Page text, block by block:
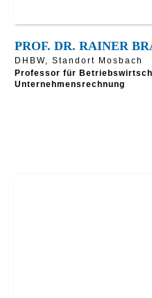
PROF. DR. RAINER
DHBW, Standort Mosbach
Professor für
Unternehmensrechnung